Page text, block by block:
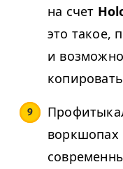
на счет
это такое,
и
воркшопах